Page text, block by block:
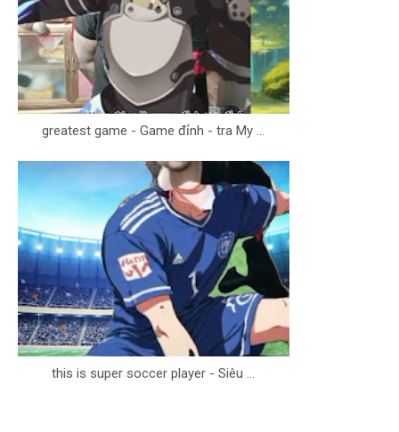
greatest game - Game đỉnh - tra My ...
this is super soccer player - Siêu ...